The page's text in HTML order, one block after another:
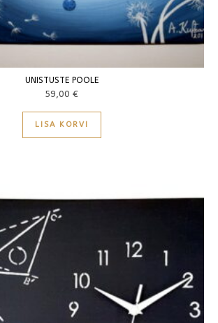
UNISTUSTE POOLE
59,00 €
LISA KORVI